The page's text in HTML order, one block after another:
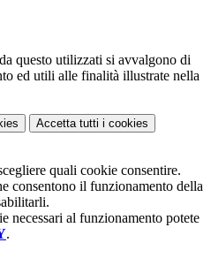
questo utilizzati si avvalgono di
ed utili alle finalità illustrate nella
Accetta tutti i cookies
quali cookie consentire.
consentono il funzionamento della
necessari al funzionamento potete
.